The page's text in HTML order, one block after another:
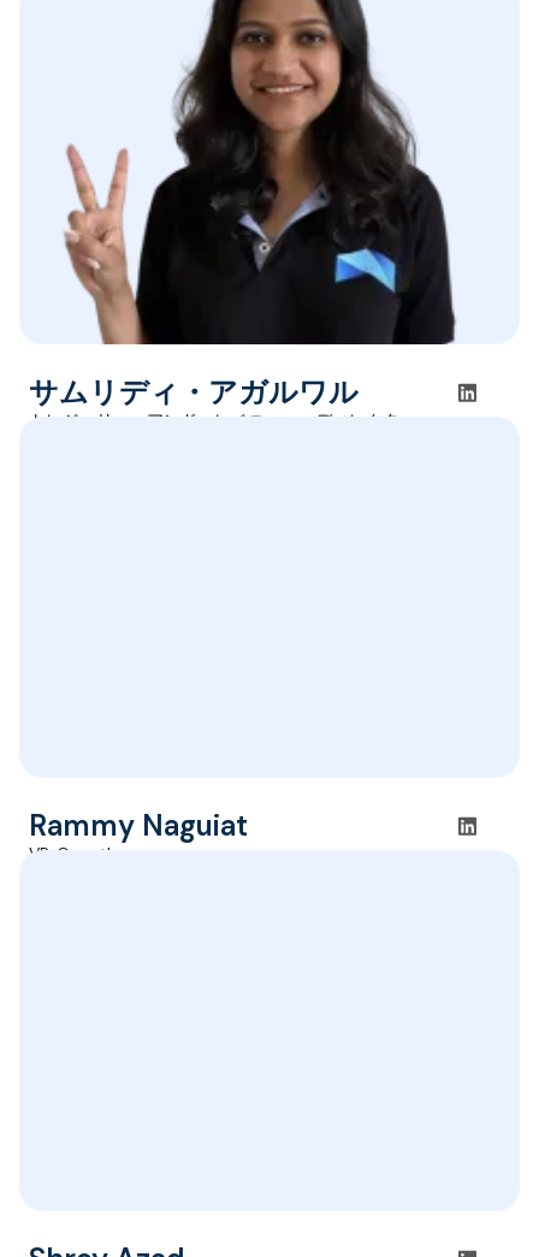
サムリディ・アガルワル
トレジャリー・アンド・レベニュー・ディレクター
Rammy Naguiat
VP, Growth